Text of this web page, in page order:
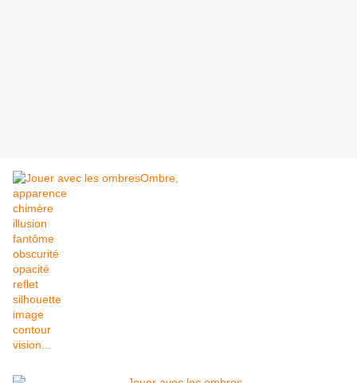
Ombre,
apparence
chimère
illusion
fantôme
obscurité
opacité
reflet
silhouette
image
contour
vision...